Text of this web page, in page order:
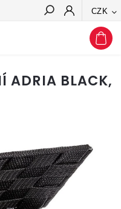
CZK
Hledat
ADRIA BLACK,